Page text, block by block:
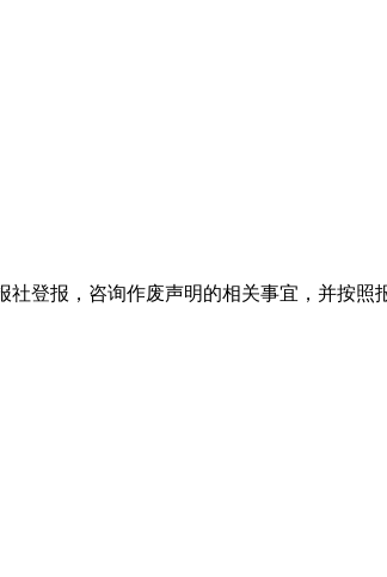
登报，咨询作废声明的相关事宜，并按